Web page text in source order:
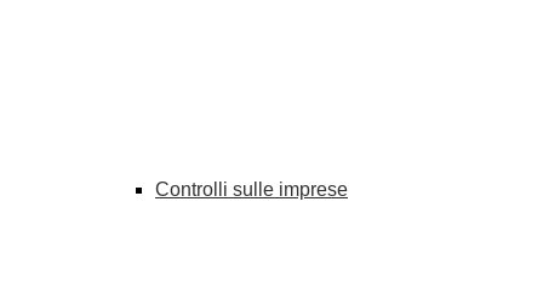
Controlli sulle imprese